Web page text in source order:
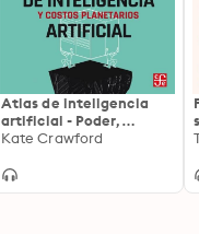
Atlas de inteligencia
artificial - Poder,
política y costos
Kate Crawford